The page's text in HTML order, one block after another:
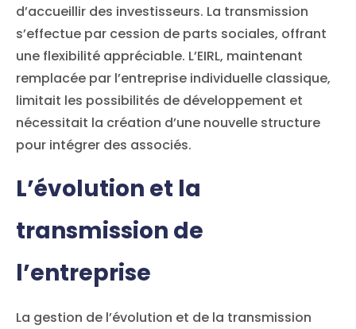
d’accueillir des investisseurs. La transmission
s’effectue par cession de parts sociales, offrant
une flexibilité appréciable. L’EIRL, maintenant
remplacée par l’entreprise individuelle classique,
limitait les possibilités de développement et
nécessitait la création d’une nouvelle structure
pour intégrer des associés.
L’évolution et la
transmission de
l’entreprise
La gestion de l’évolution et de la transmission